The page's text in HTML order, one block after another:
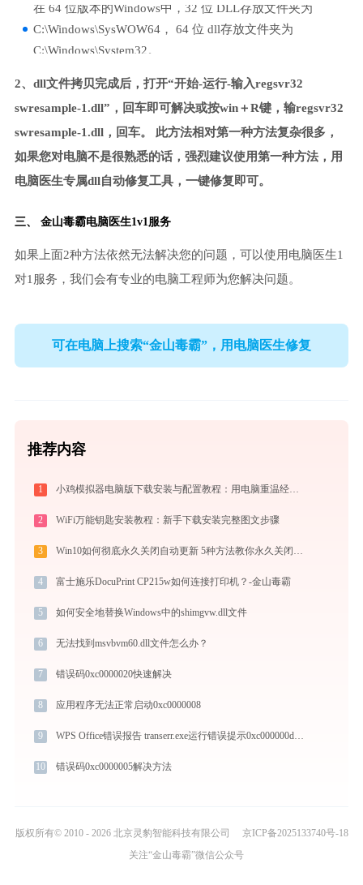
在 64 位版本的Windows中，32 位 DLL存放文件夹为
C:\Windows\SysWOW64， 64 位 dll存放文件夹为
C:\Windows\System32。
2、dll文件拷贝完成后，打开“开始-运行-输入regsvr32
swresample-1.dll”，回车即可解决或按win＋R键，输regsvr32
swresample-1.dll，回车。 此方法相对第一种方法复杂很多，
如果您对电脑不是很熟悉的话，强烈建议使用第一种方法，用
电脑医生专属dll自动修复工具，一键修复即可。
三、 金山毒霸电脑医生1v1服务
如果上面2种方法依然无法解决您的问题，可以使用电脑医生1
对1服务，我们会有专业的电脑工程师为您解决问题。
可在电脑上搜索“金山毒霸”，用电脑医生修复
推荐内容
1 小鸡模拟器电脑版下载安装与配置教程：用电脑重温经典街机与掌机游戏
2 WiFi万能钥匙安装教程：新手下载安装完整图文步骤
3 Win10如何彻底永久关闭自动更新 5种方法教你永久关闭win10自动更新
4 富士施乐DocuPrint CP215w如何连接打印机？-金山毒霸
5 如何安全地替换Windows中的shimgvw.dll文件
6 无法找到msvbvm60.dll文件怎么办？
7 错误码0xc0000020快速解决
8 应用程序无法正常启动0xc0000008
9 WPS Office错误报告 transerr.exe运行错误提示0xc000000d的解决办法
10 错误码0xc0000005解决方法
版权所有© 2010 - 2026 北京灵豹智能科技有限公司
京ICP备2025133740号-18
关注“金山毒霸”微信公众号